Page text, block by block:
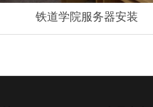
铁道学院服务器安装